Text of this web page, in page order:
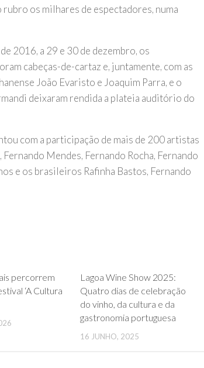
os milhares de espectadores, numa
2016, a 29 e 30 de dezembro, os
cabeças-de-cartaz e, juntamente, com as
João Evaristo e Joaquim Parra, e o
deixaram rendida a plateia auditório do
com a participação de mais de 200 artistas
Mendes, Fernando Rocha, Fernando
e os brasileiros Rafinha Bastos, Fernando
percorrem
‘A Cultura
Lagoa Wine Show 2025:
Quatro dias de celebração
do vinho, da cultura e da
gastronomia portuguesa
16 JUNHO, 2025